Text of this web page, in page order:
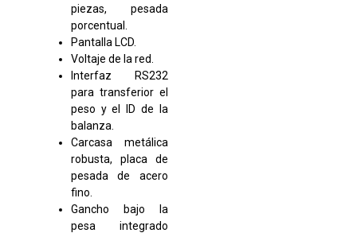
piezas, pesada
porcentual.
Pantalla LCD.
Voltaje de la red.
Interfaz RS232
para transferior el
peso y el ID de la
balanza.
Carcasa metálica
robusta, placa de
pesada de acero
fino.
Gancho bajo la
pesa integrado